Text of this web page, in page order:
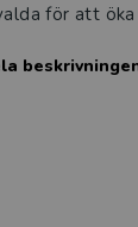
för att
med